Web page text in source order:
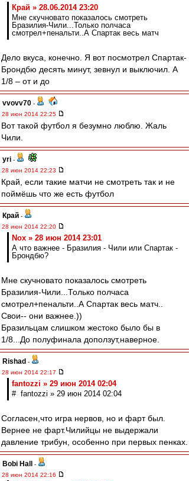
Край » 28.06.2014 23:20
Мне скучновато показалось смотреть
Бразилия-Чили...Только полчаса
смотрел+пенальти..А Спартак весь матч
Дело вкуса, конечно. Я вот посмотрел Спартак-
Брондбю десять минут, зевнул и выключил. А
1/8 – от и до
vvovv70 -
28 июн 2014 22:25
Вот такой футбол я безумно люблю. Жаль
Чили.
yri -
28 июн 2014 22:23
Край, если такие матчи не смотреть так и не
поймёшь что же есть футбол
Край -
28 июн 2014 22:20
Nox » 28 июн 2014 23:01
А что важнее - Бразилия - Чили или Спартак -
Брондбю?
Мне скучновато показалось смотреть
Бразилия-Чили...Только полчаса
смотрел+пенальти..А Спартак весь матч..
Свои-- они важнее.))
Бразильцам слишком жестоко было бы в
1/8...До полуфинала доползут,наверное.
Rishad -
28 июн 2014 22:17
fantozzi » 29 июн 2014 02:04
# fantozzi » 29 июн 2014 02:04
Согласен,что игра нервов, но и фарт был.
Вернее не фарт.Чилийцы не выдержали
давление трибун, особенно при первых пенках.
Bobi Hall
-
28 июн 2014 22:16